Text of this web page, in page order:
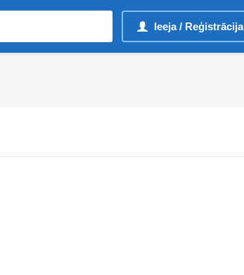
Ieeja / Reģistrācija